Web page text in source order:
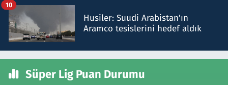
Husiler: Suudi Arabistan'ın
Aramco tesislerini hedef aldık
10
Süper Lig Puan Durumu